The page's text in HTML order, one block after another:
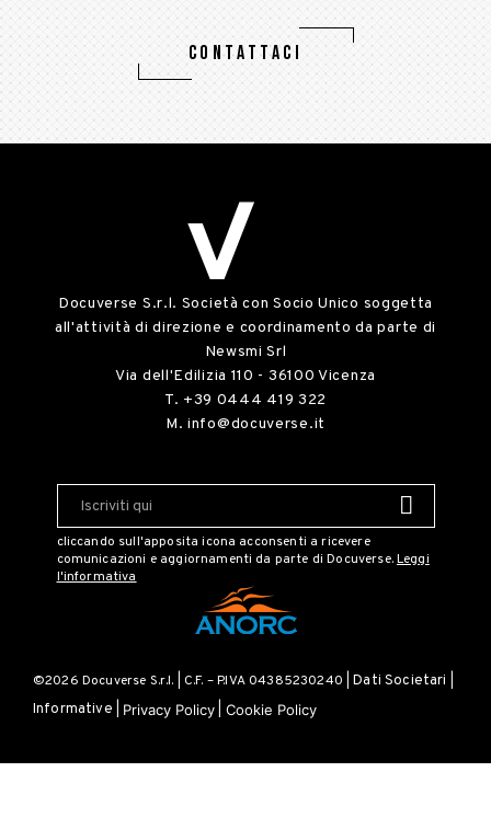
CONTATTACI
Docuverse S.r.l. Società con Socio Unico soggetta
all'attività di direzione e coordinamento da parte di
Newsmi Srl
Via dell'Edilizia 110 - 36100 Vicenza
T. +39 0444 419 322
M.info@docuverse.it
cliccando sull'apposita icona acconsenti a ricevere
comunicazioni e aggiornamenti da parte di Docuverse.Leggi
l'informativa
©2026 Docuverse S.r.l. | C.F. – P.IVA 04385230240 |Dati Societari
Informative
Privacy Policy Cookie Policy